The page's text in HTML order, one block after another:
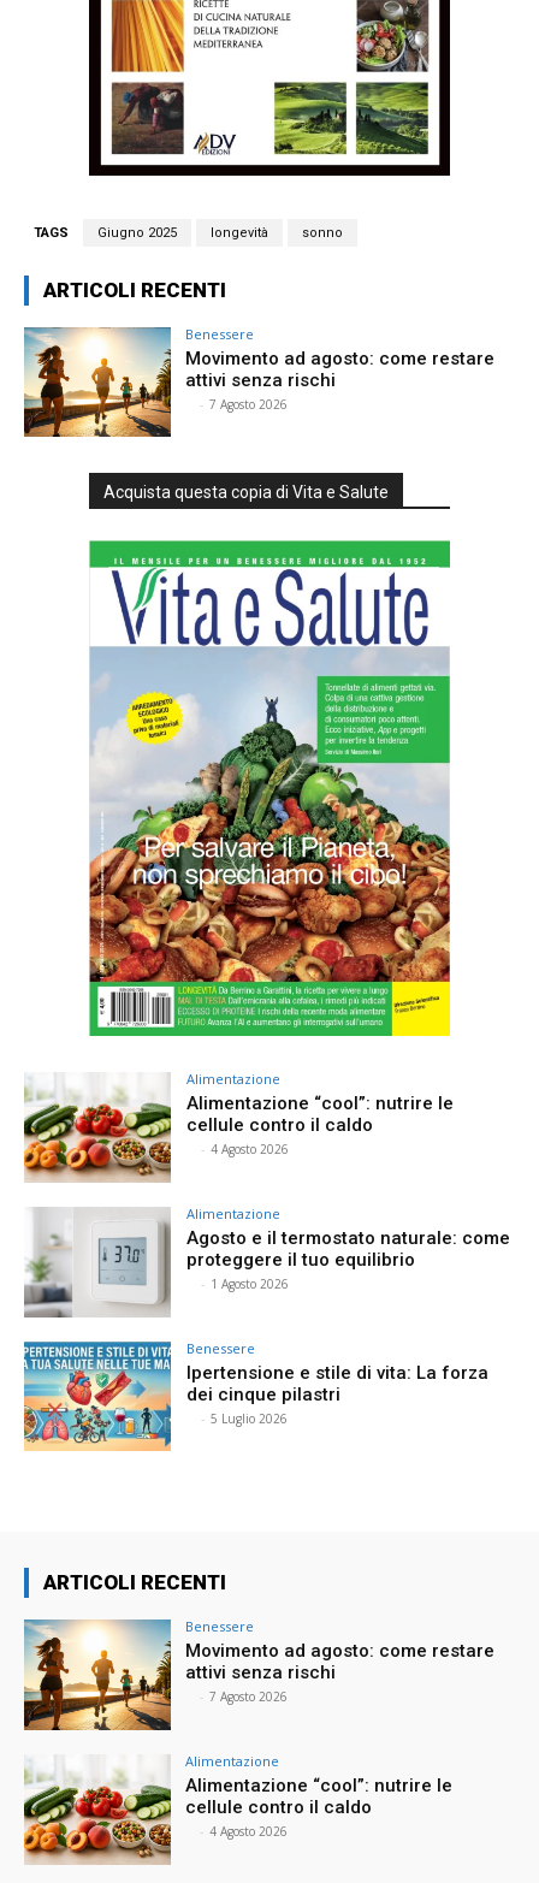
TAGS Giugno 2025 longevità sonno
ARTICOLI RECENTI
Benessere
Movimento ad agosto: come restare
attivi senza rischi
- 7 Agosto 2026
Acquista questa copia di Vita e Salute
Alimentazione
Alimentazione “cool”: nutrire le
cellule contro il caldo
- 4 Agosto 2026
Alimentazione
Agosto e il termostato naturale: come
proteggere il tuo equilibrio
- 1 Agosto 2026
Benessere
Ipertensione e stile di vita: La forza
dei cinque pilastri
- 5 Luglio 2026
ARTICOLI RECENTI
Benessere
Movimento ad agosto: come restare
attivi senza rischi
- 7 Agosto 2026
Alimentazione
Alimentazione “cool”: nutrire le
cellule contro il caldo
- 4 Agosto 2026